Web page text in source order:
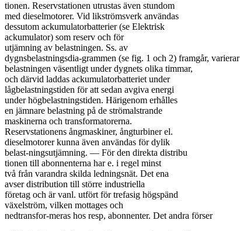
tionen. Reservstationen utrustas även stundom
med dieselmotorer. Vid likströmsverk användas
dessutom ackumulatorbatterier (se Elektrisk
ackumulator) som reserv och för
utjämning av belastningen. Ss. av
dygnsbelastningsdia-grammen (se fig. 1 och 2) framgår, varierar
belastningen väsentligt under dygnets olika timmar,
och därvid laddas ackumulatorbatteriet under
lågbelastningstiden för att sedan avgiva energi
under högbelastningstiden. Härigenom erhålles
en jämnare belastning på de strömalstrande
maskinerna och transformatorerna.
Reservstationens ångmaskiner, ångturbiner el.
dieselmotorer kunna även användas för dylik
belast-ningsutjämning. — För den direkta distribu
tionen till abonnenterna har e. i regel minst
två från varandra skilda ledningsnät. Det ena
avser distribution till större industriella
företag och är vanl. utfört för trefasig högspänd
växelström, vilken mottages och
nedtransfor-meras hos resp, abonnenter. Det andra förser